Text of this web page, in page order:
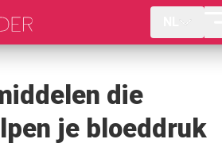
die
je bloeddruk